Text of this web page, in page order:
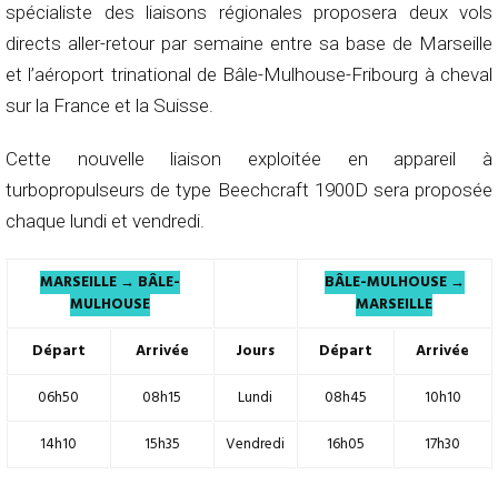
spécialiste des liaisons régionales proposera deux vols
directs aller-retour par semaine entre sa base de Marseille
et l’aéroport trinational de Bâle-Mulhouse-Fribourg à cheval
sur la France et la Suisse.
Cette nouvelle liaison exploitée en appareil à
turbopropulseurs de type Beechcraft 1900D sera proposée
chaque lundi et vendredi.
MARSEILLE → BÂLE-
MULHOUSE
BÂLE-MULHOUSE →
MARSEILLE
Départ
Arrivée Jours Départ
Arrivée
06h50
08h15 Lundi 08h45
10h10
14h10
15h35 Vendredi 16h05 17h30